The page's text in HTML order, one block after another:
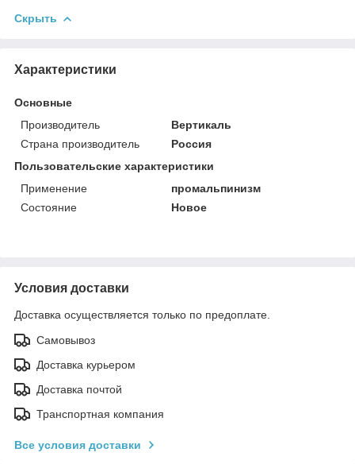
Скрыть
Характеристики
Основные
Производитель
Вертикаль
Страна производитель
Россия
Пользовательские характеристики
Применение
промальпинизм
Состояние
Новое
Условия доставки
Доставка осуществляется только по предоплате.
Самовывоз
Доставка курьером
Доставка почтой
Транспортная компания
Все условия доставки